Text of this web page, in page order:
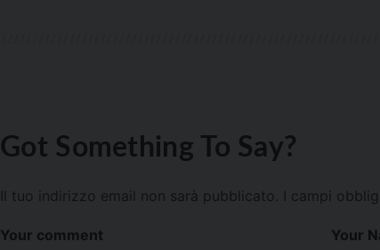
Got Something To Say?
Il tuo indirizzo email non sarà pubblicato. I campi
Your comment Your